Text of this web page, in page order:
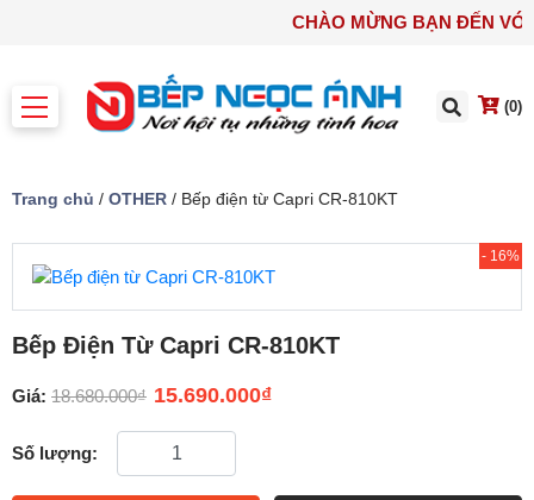
CHÀO MỪNG BẠN ĐẾN
(0)
Trang chủ / OTHER / Bếp điện từ Capri CR-810KT
- 16%
Bếp Điện Từ Capri CR-810KT
Giá: 18.680.000₫ 15.690.000₫
Số lượng: